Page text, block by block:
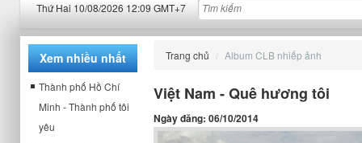
Thứ Hai 10/08/2026 12:09 GMT+7
Xem nhiều nhất
Thành phố Hồ Chí
Minh - Thành phố tôi
yêu
Trang chủ Album CLB nhiếp ảnh
Việt Nam - Quê hương tôi
Ngày đăng: 06/10/2014